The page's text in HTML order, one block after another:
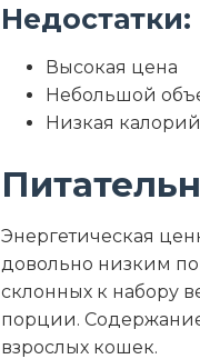
Недостатки:
Высокая цена
Небольшой
Низкая
Энергетическая
довольно низким
склонных к набору
порции. Содержание
взрослых кошек.